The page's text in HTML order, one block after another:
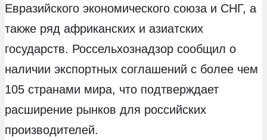
Евразийского экономического союза и СНГ, а
также ряд африканских и азиатских
государств. Россельхознадзор сообщил о
наличии экспортных соглашений с более чем
105 странами мира, что подтверждает
расширение рынков для российских
производителей.